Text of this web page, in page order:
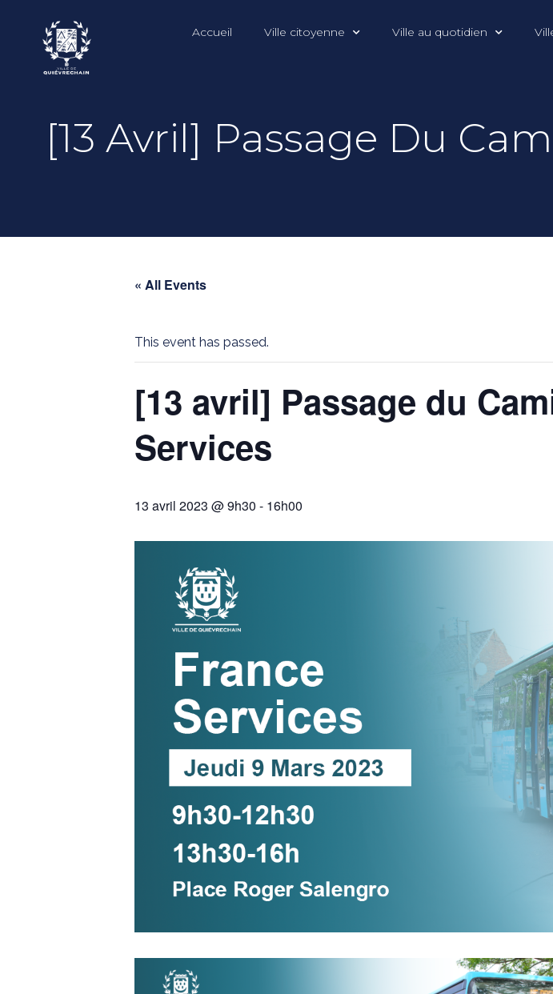
Accueil Ville citoyenne Ville au quotidien
[13 Avril] Passage Du
« All Events
This event has passed.
[13 avril] Passage du
Services
13 avril 2023 @ 9h30 - 16h00